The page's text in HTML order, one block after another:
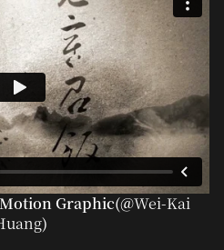
Graphic(@Wei-Kai
)